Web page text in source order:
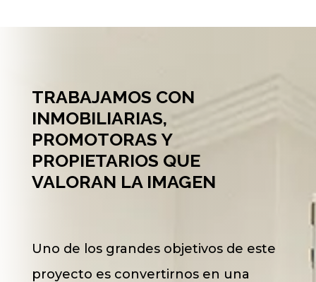
TRABAJAMOS CON
INMOBILIARIAS,
PROMOTORAS Y
PROPIETARIOS QUE
VALORAN LA IMAGEN
Uno de los grandes objetivos de este
proyecto es convertirnos en una